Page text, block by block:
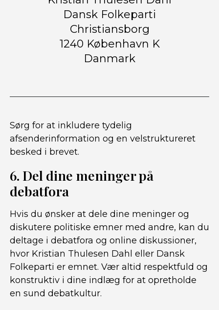
Dansk Folkeparti
Christiansborg
1240 København K
Danmark
Sørg for at inkludere tydelig
afsenderinformation og en velstruktureret
besked i brevet.
6. Del dine meninger på
debatfora
Hvis du ønsker at dele dine meninger og
diskutere politiske emner med andre, kan du
deltage i debatfora og online diskussioner,
hvor Kristian Thulesen Dahl eller Dansk
Folkeparti er emnet. Vær altid respektfuld og
konstruktiv i dine indlæg for at opretholde
en sund debatkultur.